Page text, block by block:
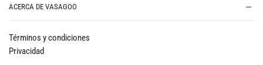
ACERCA DE VASAGOO
Términos y condiciones
Privacidad